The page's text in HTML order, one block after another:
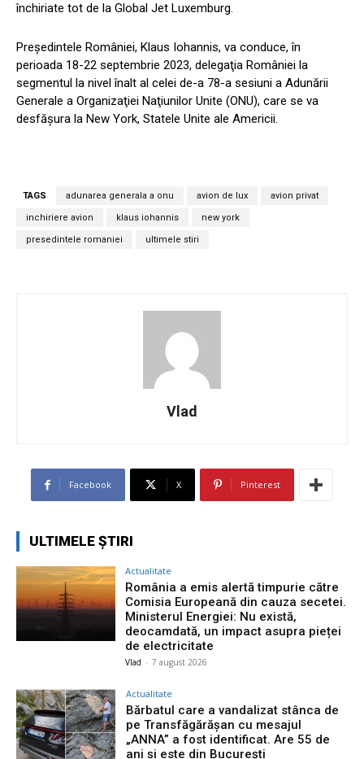
închiriate tot de la Global Jet Luxemburg.
Preşedintele României, Klaus Iohannis, va conduce, în
perioada 18-22 septembrie 2023, delegaţia României la
segmentul la nivel înalt al celei de-a 78-a sesiuni a Adunării
Generale a Organizaţiei Naţiunilor Unite (ONU), care se va
desfăşura la New York, Statele Unite ale Americii.
TAGS adunarea generala a onu avion de lux avion privat
inchiriere avion klaus iohannis new york
presedintele romaniei ultimele stiri
Vlad
Facebook X Pinterest
ULTIMELE ȘTIRI
Actualitate
România a emis alertă timpurie către
Comisia Europeană din cauza secetei.
Ministerul Energiei: Nu există,
deocamdată, un impact asupra pieței
de electricitate
Vlad - 7 august 2026
Actualitate
Bărbatul care a vandalizat stânca de
pe Transfăgărășan cu mesajul
„ANNA” a fost identificat. Are 55 de
ani și este din București